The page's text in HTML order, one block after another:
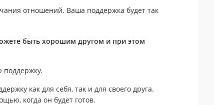
отношений. Ваша поддержка будет так
быть хорошим другом и при этом
как для себя, так и для своего друга.
когда он будет готов.